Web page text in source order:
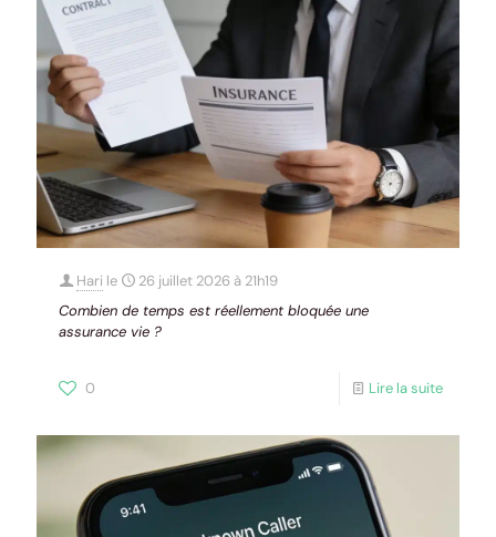
Hari le
26 juillet 2026 à 21h19
Combien de temps est réellement bloquée une
assurance vie ?
0 Lire la suite